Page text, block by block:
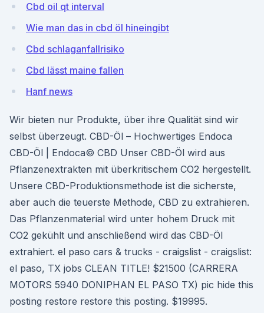
Cbd oil qt interval
Wie man das in cbd öl hineingibt
Cbd schlaganfallrisiko
Cbd lässt maine fallen
Hanf news
Wir bieten nur Produkte, über ihre Qualität sind wir
selbst überzeugt. CBD-Öl – Hochwertiges Endoca
CBD-Öl | Endoca© CBD Unser CBD-Öl wird aus
Pflanzenextrakten mit überkritischem CO2 hergestellt.
Unsere CBD-Produktionsmethode ist die sicherste,
aber auch die teuerste Methode, CBD zu extrahieren.
Das Pflanzenmaterial wird unter hohem Druck mit
CO2 gekühlt und anschließend wird das CBD-Öl
extrahiert. el paso cars & trucks - craigslist - craigslist:
el paso, TX jobs CLEAN TITLE! $21500 (CARRERA
MOTORS 5940 DONIPHAN EL PASO TX) pic hide this
posting restore restore this posting. $19995.